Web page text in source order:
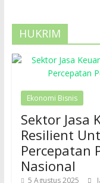
HUKRIM
Ekonomi Bisnis
Sektor Jasa
Resilient
Percepatan
Nasional
5 Agustus 2025